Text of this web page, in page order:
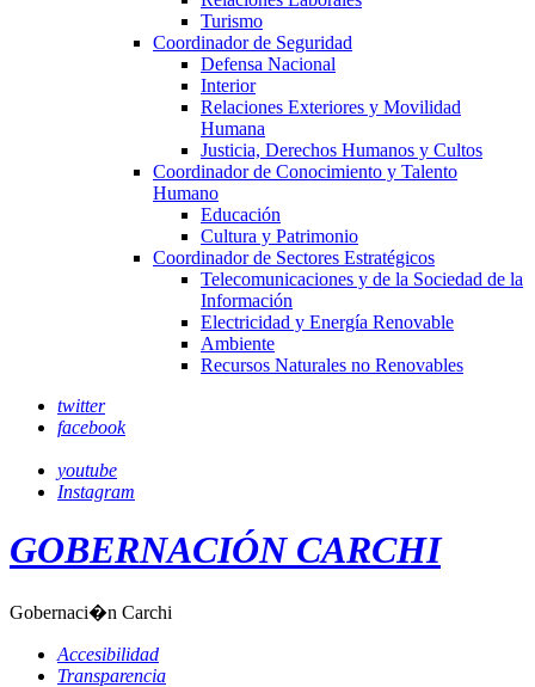
Turismo
Coordinador de Seguridad
Defensa Nacional
Interior
Relaciones Exteriores y Movilidad
Humana
Justicia, Derechos Humanos y Cultos
Coordinador de Conocimiento y Talento
Humano
Educación
Cultura y Patrimonio
Coordinador de Sectores Estratégicos
Telecomunicaciones y de la Sociedad de la
Información
Electricidad y Energía Renovable
Ambiente
Recursos Naturales no Renovables
twitter
facebook
youtube
Instagram
GOBERNACIÓN CARCHI
Gobernaci�n Carchi
Accesibilidad
Transparencia